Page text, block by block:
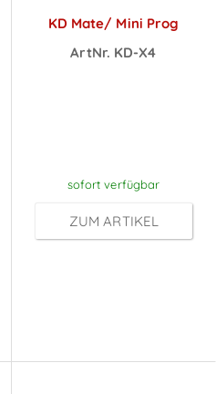
KD Mate/ Mini Prog
ArtNr. KD-X4
sofort verfügbar
ZUM ARTIKEL